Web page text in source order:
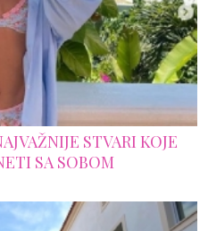
STVARI KOJE
SA SOBOM